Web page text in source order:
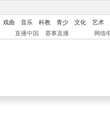
戏曲 音乐 科教 青少 文化
艺术
直播中国 赛事直播 网络